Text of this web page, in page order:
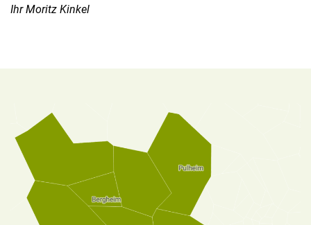
Ihr Moritz Kinkel